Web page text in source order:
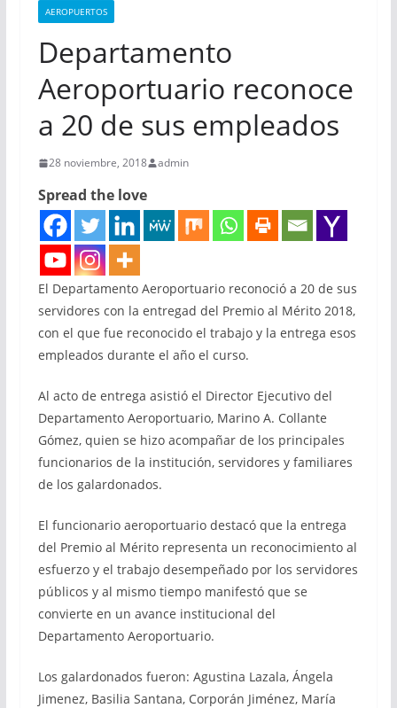
AEROPUERTOS
Departamento
Aeroportuario reconoce
a 20 de sus empleados
28 noviembre, 2018 admin
Spread the love
El Departamento Aeroportuario reconoció a 20 de sus
servidores con la entregad del Premio al Mérito 2018,
con el que fue reconocido el trabajo y la entrega esos
empleados durante el año el curso.
Al acto de entrega asistió el Director Ejecutivo del
Departamento Aeroportuario, Marino A. Collante
Gómez, quien se hizo acompañar de los principales
funcionarios de la institución, servidores y familiares
de los galardonados.
El funcionario aeroportuario destacó que la entrega
del Premio al Mérito representa un reconocimiento al
esfuerzo y el trabajo desempeñado por los servidores
públicos y al mismo tiempo manifestó que se
convierte en un avance institucional del
Departamento Aeroportuario.
Los galardonados fueron: Agustina Lazala, Ángela
Jimenez, Basilia Santana, Corporán Jiménez, María